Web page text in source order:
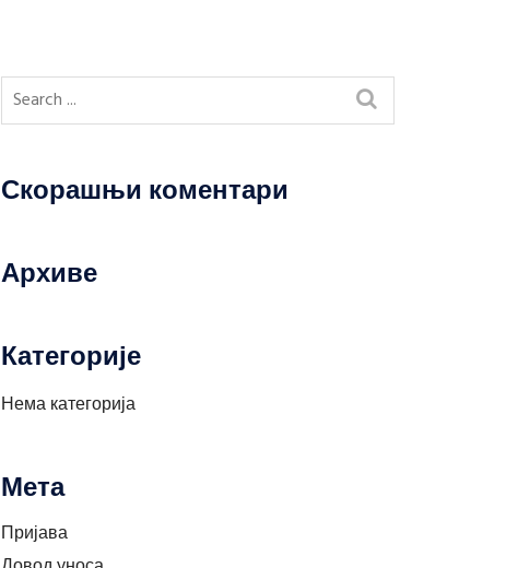
Скорашњи коментари
Архиве
Категорије
Нема категорија
Мета
Пријава